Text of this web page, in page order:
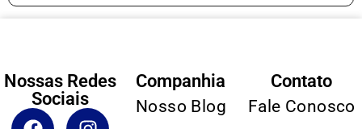
Nossas Redes
Sociais
Companhia
Nosso Blog
Contato
Fale Conosco